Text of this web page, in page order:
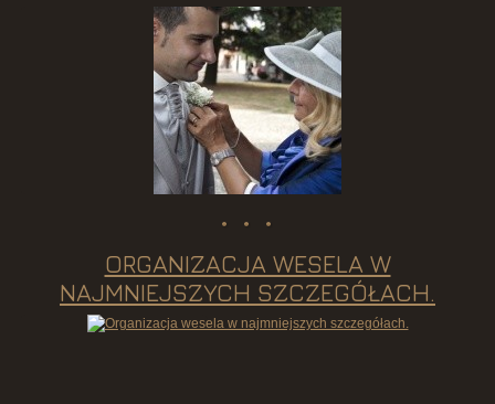
ORGANIZACJA WESELA W
NAJMNIEJSZYCH SZCZEGÓŁACH.